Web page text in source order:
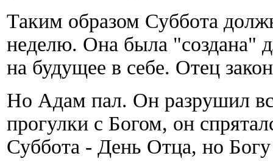
Таким образом Суббота
неделю. Она была "создана"
на будущее в себе. Отец
Но Адам пал. Он разрушил
прогулки с Богом, он
Суббота - День Отца, но